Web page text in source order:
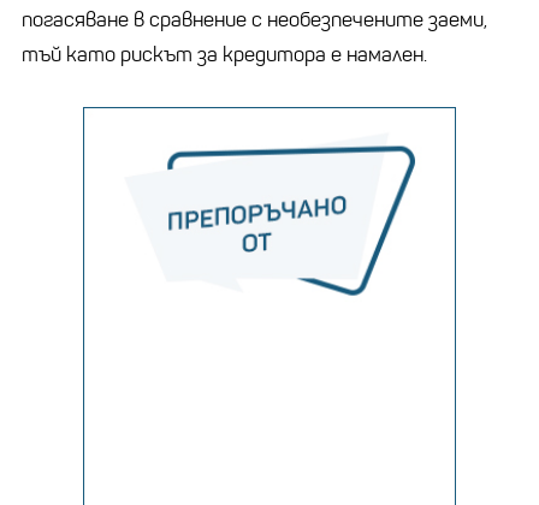
погасяване в сравнение с необезпечените заеми,
тъй като рискът за кредитора е намален.